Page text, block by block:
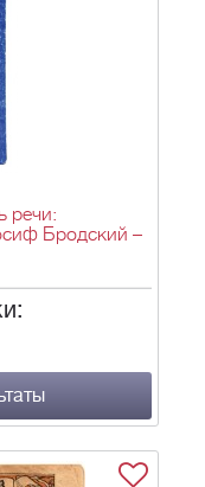
речи:
Бродский –